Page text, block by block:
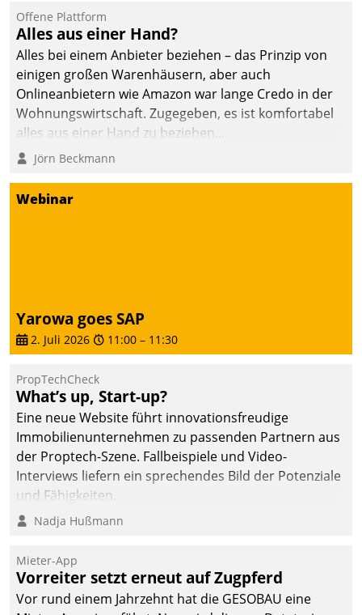
Einsparungen durch optimierte und automatisierte
Prozesse. Doch man darf nicht zu viel erwarten: Allein
mit der Einführung einer neuen Software ist es nicht
getan. Die Digitalisierung erfordert von Unternehmen
die Bereitschaft, sich zu überprüfen, zu hinterfragen
und zu verändern.
Offene Plattform
Alles aus einer Hand?
Alles bei einem Anbieter beziehen – das Prinzip von
einigen großen Warenhäusern, aber auch
Onlineanbietern wie Amazon war lange Credo in der
Wohnungswirtschaft. Zugegeben, es ist komfortabel
alles aus einer Hand zu beziehen...
Jörn Beckmann
Webinar
Yarowa goes SAP
2. Juli 2026 11:00 – 11:30
PropTechCheck
What’s up, Start-up?
Eine neue Website führt innovationsfreudige
Immobilienunternehmen zu passenden Partnern aus
der Proptech-Szene. Fallbeispiele und Video-
Interviews liefern ein sprechendes Bild der Potenziale
und Fähigkeiten.
Nadja Hußmann
Mieter-App
Vorreiter setzt erneut auf Zugpferd
Vor rund einem Jahrzehnt hat die GESOBAU eine